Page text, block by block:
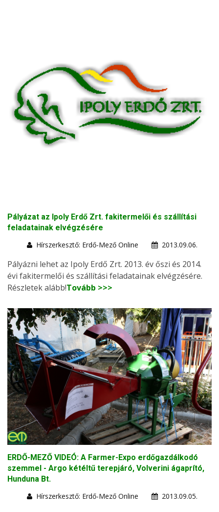
Pályázat az Ipoly Erdő Zrt. fakitermelői és szállítási
feladatainak elvégzésére
Hírszerkesztő: Erdő-Mező Online
2013.09.06.
Pályázni lehet az Ipoly Erdő Zrt. 2013. év őszi és 2014.
évi fakitermelői és szállítási feladatainak elvégzésére.
Részletek alább!Tovább >>>
ERDŐ-MEZŐ VIDEÓ: A Farmer-Expo erdőgazdálkodó
szemmel - Argo kétéltű terepjáró, Volverini ágaprító,
Hunduna Bt.
Hírszerkesztő: Erdő-Mező Online
2013.09.05.